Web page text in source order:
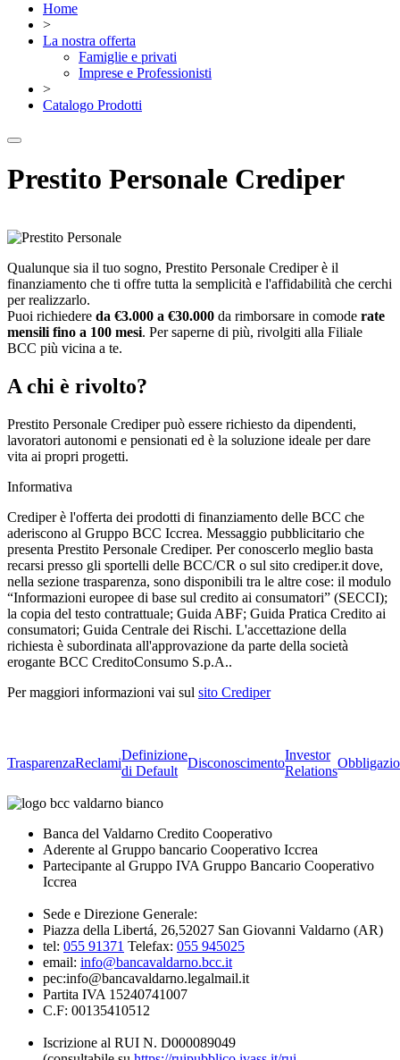
Home
>
La nostra offerta
Famiglie e privati
Imprese e Professionisti
>
Catalogo Prodotti
Prestito Personale Crediper
Qualunque sia il tuo sogno, Prestito Personale Crediper è il
finanziamento che ti offre tutta la semplicità e l'affidabilità che cerchi
per realizzarlo.
Puoi richiedere da €3.000 a €30.000 da rimborsare in comode rate
mensili fino a 100 mesi. Per saperne di più, rivolgiti alla Filiale
BCC più vicina a te.
A chi è rivolto?
Prestito Personale Crediper può essere richiesto da dipendenti,
lavoratori autonomi e pensionati ed è la soluzione ideale per dare
vita ai propri progetti.
Informativa
Crediper è l'offerta dei prodotti di finanziamento delle BCC che
aderiscono al Gruppo BCC Iccrea. Messaggio pubblicitario che
presenta Prestito Personale Crediper. Per conoscerlo meglio basta
recarsi presso gli sportelli delle BCC/CR o sul sito crediper.it dove,
nella sezione trasparenza, sono disponibili tra le altre cose: il modulo
“Informazioni europee di base sul credito ai consumatori” (SECCI);
la copia del testo contrattuale; Guida ABF; Guida Pratica Credito ai
consumatori; Guida Centrale dei Rischi. L'accettazione della
richiesta è subordinata all'approvazione da parte della società
erogante BCC CreditoConsumo S.p.A..
Per maggiori informazioni vai sul sito Crediper
TrasparenzaReclami
Definizione
di Default
Disconoscimento
Investor
Relations
Banca del Valdarno Credito Cooperativo
Aderente al Gruppo bancario Cooperativo Iccrea
Partecipante al Gruppo IVA Gruppo Bancario Cooperativo
Iccrea
Sede e Direzione Generale:
Piazza della Libertá, 26,52027 San Giovanni Valdarno (AR)
tel: 055 91371 Telefax: 055 945025
email: info@bancavaldarno.bcc.it
pec:info@bancavaldarno.legalmail.it
Partita IVA 15240741007
C.F: 00135410512
Iscrizione al RUI N. D000089049